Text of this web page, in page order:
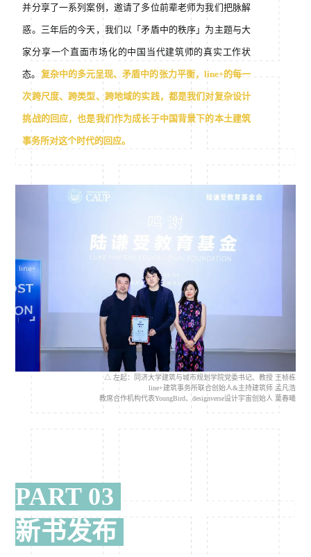
并分享了⼀系列案例，邀请了多位前辈⽼师为我们把脉解
惑。三年后的今天，我们以「⽭盾中的秩序」为主题与⼤
家分享⼀个直⾯市场化的中国当代建筑师的真实⼯作状
态。 复杂中的多元呈现、⽭盾中的张⼒平衡，line+的每⼀
次跨尺度、跨类型、跨地域的实践，都是我们对复杂设计
挑战的回应，也是我们作为成⻓于中国背景下的本⼟建筑
事务所对这个时代的回应。
△ 左起：同济大学建筑与城市规划学院党委书记、教授 王桢栋
line+建筑事务所联合创始人&主持建筑师 孟凡浩
教席合作机构代表YoungBird、designverse设计宇宙创始人 葉春曦
PART 03
新书发布